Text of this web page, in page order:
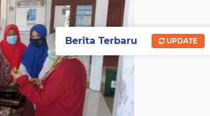
Berita Terbaru UPDATE